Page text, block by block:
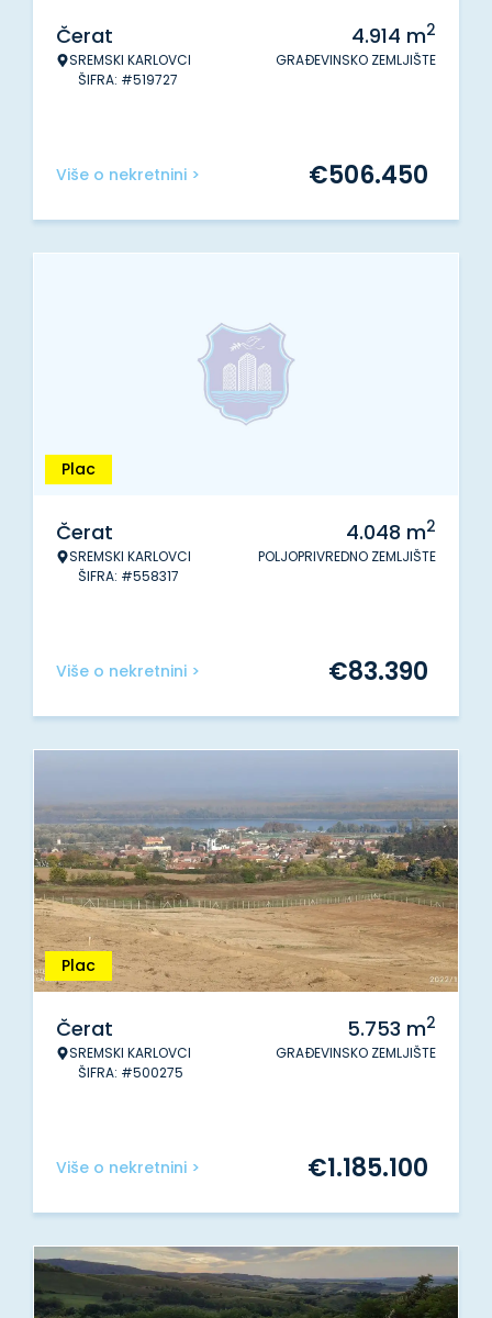
Čerat
SREMSKI KARLOVCI
ŠIFRA: #519727
4.914 m2
GRAĐEVINSKO ZEMLJIŠTE
Više o nekretnini > €506.450
Plac
Čerat
SREMSKI KARLOVCI
ŠIFRA: #558317
4.048 m2
POLJOPRIVREDNO ZEMLJIŠTE
Više o nekretnini > €83.390
Plac
Čerat
SREMSKI KARLOVCI
ŠIFRA: #500275
5.753 m2
GRAĐEVINSKO ZEMLJIŠTE
Više o nekretnini > €1.185.100